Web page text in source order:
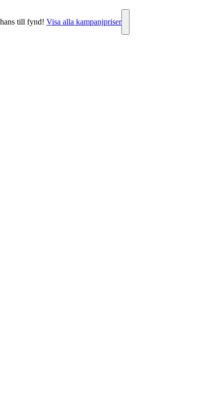
till fynd! Visa alla kampanjpriser